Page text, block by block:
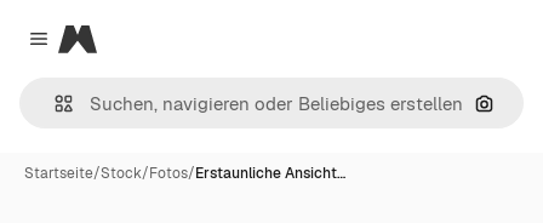
Close menu
Magnific
Nach
Startseite/Stock/Fotos/Erstaunliche Ansicht…